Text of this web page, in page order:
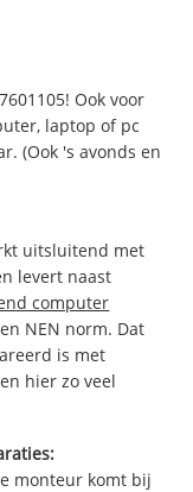
Ook voor
laptop of pc
(Ook 's avonds en
uitsluitend met
levert naast
computer
NEN norm. Dat
is met
hier zo veel
monteur komt bij